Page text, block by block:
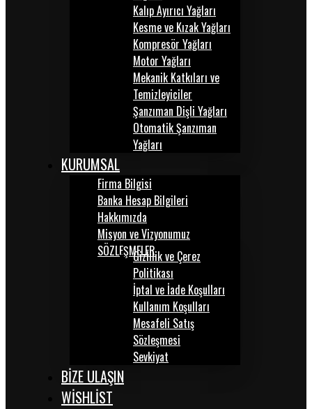
Kalıp Ayırıcı Yağları
Kesme ve Kızak Yağları
Kompresör Yağları
Motor Yağları
Mekanik Katkıları ve
Temizleyiciler
Şanzıman Dişli Yağları
Otomatik Şanzıman
Yağları
KURUMSAL
Firma Bilgisi
Banka Hesap Bilgileri
Hakkımızda
Misyon ve Vizyonumuz
SÖZLEŞMELERGizlilik ve Çerez
Politikası
İptal ve İade Koşulları
Kullanım Koşulları
Mesafeli Satış
Sözleşmesi
Sevkiyat
BİZE ULAŞIN
WISHLIST